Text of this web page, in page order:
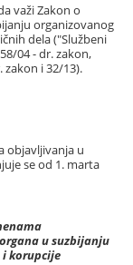
važi Zakon o
organizovanog
dela ("Službeni
04 - dr. zakon,
zakon i 32/13).
objavljivanja u
se od 1. marta
u suzbijanju
korupcije